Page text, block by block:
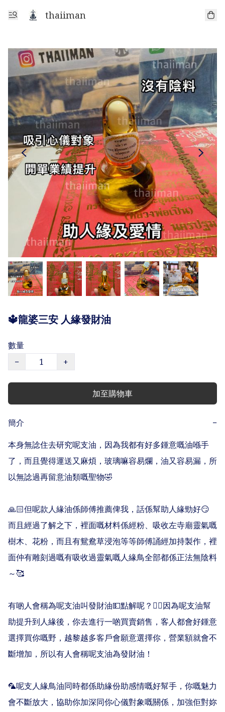
thaiiman
🔱龍婆三安 人緣發財油
數量
−
+
加至購物車
簡介
−
本身無諗住去研究呢支油，因為我都有好多鍾意嘅油喺手
了，而且覺得運送又麻煩，玻璃嘛容易爛，油又容易漏，所
以無諗過再留意油類嘅聖物🤣
🙏🏻但呢款人緣油係師傅推薦俾我，話係幫助人緣勁好😏
而且經過了解之下，裡面嘅材料係經粉、吸收左寺廟靈氣嘅
樹木、花粉，而且有鴛鴦草浸泡等等師傅誦經加持製作，裡
面仲有雕刻過嘅有吸收過靈氣嘅人緣鳥全部都係正法無陰料
～🥰
有啲人會稱為呢支油叫發財油💵點解呢？👉🏻因為呢支油幫
助提升到人緣後，你去進行一啲買賣銷售，客人都會好鍾意
選擇買你嘅野，越黎越多客戶會願意選擇你，營業額就會不
斷增加，所以有人會稱呢支油為發財油！
🦜呢支人緣鳥油同時都係助緣份助感情嘅好幫手，你嘅魅力
會不斷放大，協助你加深同你心儀對象嘅關係，加強佢對妳